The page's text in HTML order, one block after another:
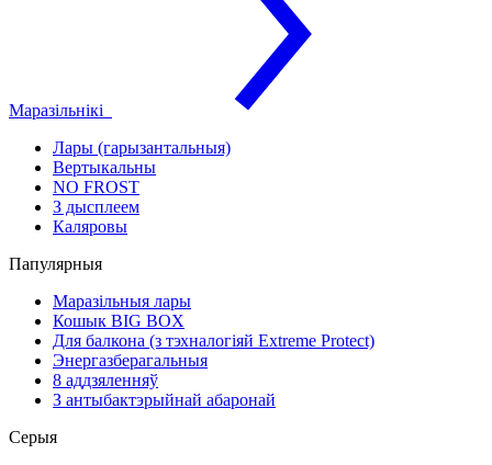
Маразільнікі
Лары (гарызантальныя)
Вертыкальны
NO FROST
З дысплеем
Каляровы
Папулярныя
Маразільныя лары
Кошык BIG BOX
Для балкона (з тэхналогіяй Extreme Protect)
Энергазберагальныя
8 аддзяленняў
З антыбактэрыйнай абаронай
Серыя